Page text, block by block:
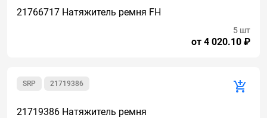
21766717 Натяжитель ремня FH
от 4 020.10 ₽
5 шт
21719386
SRP
21719386 Натяжитель ремня